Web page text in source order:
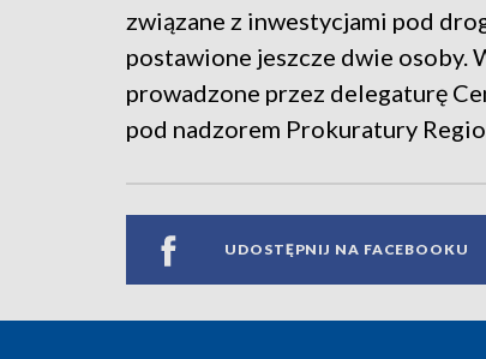
związane z inwestycjami pod
postawione jeszcze dwie osoby.
prowadzone przez delegaturę
pod nadzorem Prokuratury
UDOSTĘPNIJ NA FACEBOOKU